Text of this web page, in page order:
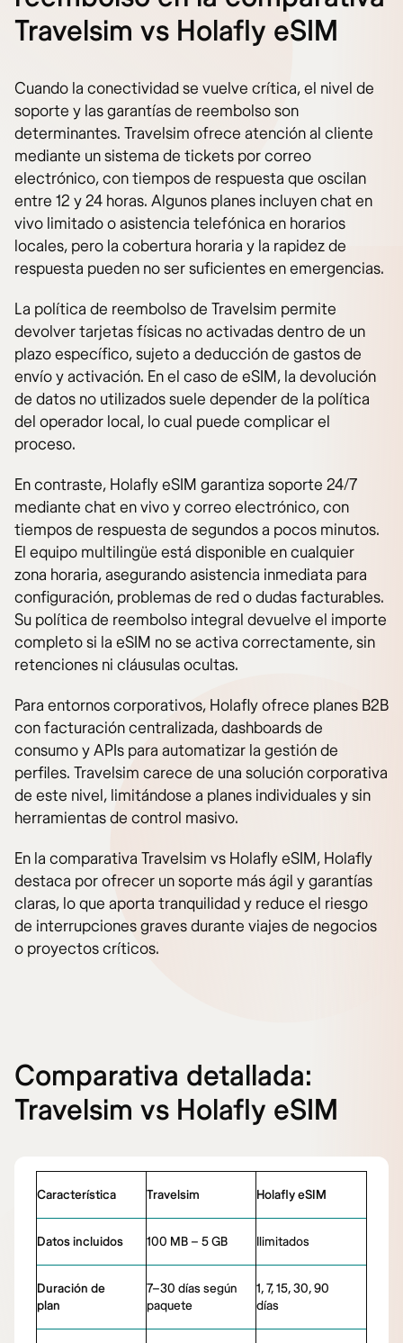
Travelsim vs Holafly eSIM
Cuando la conectividad se vuelve crítica, el nivel de
soporte y las garantías de reembolso son
determinantes. Travelsim ofrece atención al cliente
mediante un sistema de tickets por correo
electrónico, con tiempos de respuesta que oscilan
entre 12 y 24 horas. Algunos planes incluyen chat en
vivo limitado o asistencia telefónica en horarios
locales, pero la cobertura horaria y la rapidez de
respuesta pueden no ser suficientes en emergencias.
La política de reembolso de Travelsim permite
devolver tarjetas físicas no activadas dentro de un
plazo específico, sujeto a deducción de gastos de
envío y activación. En el caso de eSIM, la devolución
de datos no utilizados suele depender de la política
del operador local, lo cual puede complicar el
proceso.
En contraste, Holafly eSIM garantiza soporte 24/7
mediante chat en vivo y correo electrónico, con
tiempos de respuesta de segundos a pocos minutos.
El equipo multilingüe está disponible en cualquier
zona horaria, asegurando asistencia inmediata para
configuración, problemas de red o dudas facturables.
Su política de reembolso integral devuelve el importe
completo si la eSIM no se activa correctamente, sin
retenciones ni cláusulas ocultas.
Para entornos corporativos, Holafly ofrece planes B2B
con facturación centralizada, dashboards de
consumo y APIs para automatizar la gestión de
perfiles. Travelsim carece de una solución corporativa
de este nivel, limitándose a planes individuales y sin
herramientas de control masivo.
En la comparativa Travelsim vs Holafly eSIM, Holafly
destaca por ofrecer un soporte más ágil y garantías
claras, lo que aporta tranquilidad y reduce el riesgo
de interrupciones graves durante viajes de negocios
o proyectos críticos.
Comparativa detallada:
Travelsim vs Holafly eSIM
Característica Travelsim Holafly eSIM
Datos incluidos 100 MB – 5 GB Ilimitados
Duración de
plan
7–30 días según
paquete
1, 7, 15, 30, 90
días